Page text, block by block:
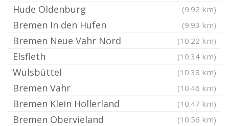
Hude Oldenburg (9.92 km)
Bremen In den Hufen (9.93 km)
Bremen Neue Vahr Nord (10.22 km)
Elsfleth (10.34 km)
Wulsbüttel (10.38 km)
Bremen Vahr (10.46 km)
Bremen Klein Hollerland (10.47 km)
Bremen Obervieland (10.56 km)